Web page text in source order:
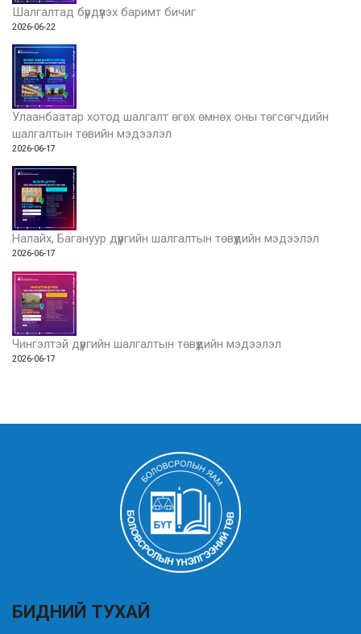
Шалгалтад бүрдүүлэх баримт бичиг
2026-06-22
Улаанбаатар хотод шалгалт өгөх өмнөх оны төгсөгчдийн
шалгалтын төвийн мэдээлэл
2026-06-17
Налайх, Багануур дүүргийн шалгалтын төвүүдийн мэдээлэл
2026-06-17
Чингэлтэй дүүргийн шалгалтын төвүүдийн мэдээлэл
2026-06-17
БИДНИЙ ТУХАЙ